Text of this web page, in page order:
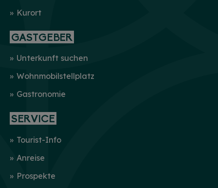
Kurort
GASTGEBER
Unterkunft suchen
Wohnmobilstellplatz
Gastronomie
SERVICE
Tourist-Info
Anreise
Prospekte